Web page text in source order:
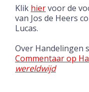
Klik hiervoor de
van Jos de Heers
Lucas.
Over Handelingen
Commentaar op
wereldwijd